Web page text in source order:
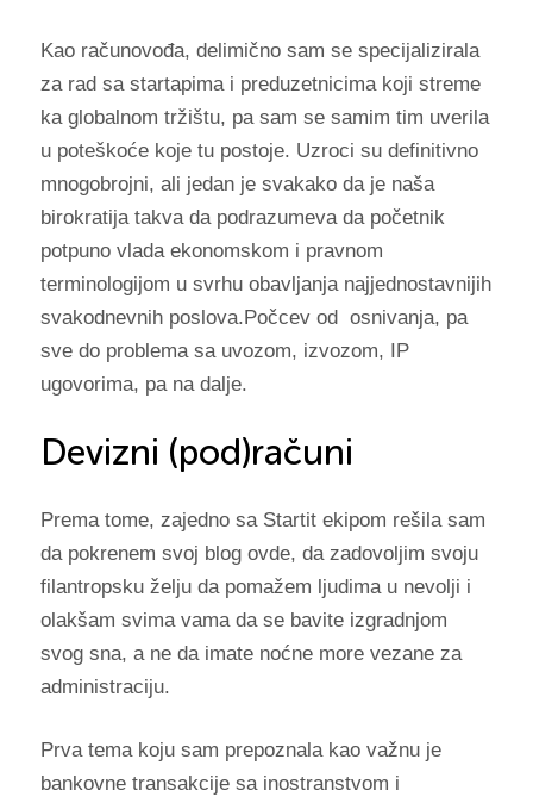
Kao računovođa, delimično sam se specijalizirala
za rad sa startapima i preduzetnicima koji streme
ka globalnom tržištu, pa sam se samim tim uverila
u poteškoće koje tu postoje. Uzroci su definitivno
mnogobrojni, ali jedan je svakako da je naša
birokratija takva da podrazumeva da početnik
potpuno vlada ekonomskom i pravnom
terminologijom u svrhu obavljanja najjednostavnijih
svakodnevnih poslova.Počcev od osnivanja, pa
sve do problema sa uvozom, izvozom, IP
ugovorima, pa na dalje.
Devizni (pod)računi
Prema tome, zajedno sa Startit ekipom rešila sam
da pokrenem svoj blog ovde, da zadovoljim svoju
filantropsku želju da pomažem ljudima u nevolji i
olakšam svima vama da se bavite izgradnjom
svog sna, a ne da imate noćne more vezane za
administraciju.
Prva tema koju sam prepoznala kao važnu je
bankovne transakcije sa inostranstvom i